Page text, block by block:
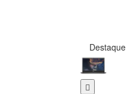
Destaque